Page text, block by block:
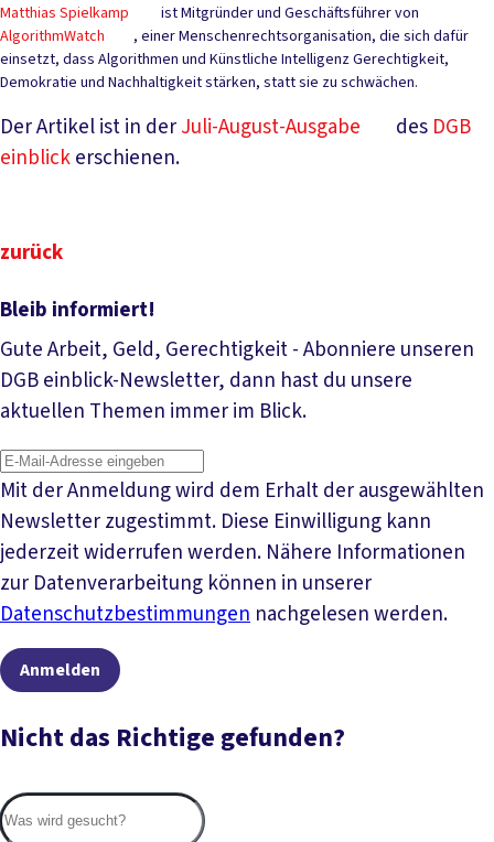
Matthias Spielkamp
ist Mitgründer und Geschäftsführer von
AlgorithmWatch
, einer Menschenrechtsorganisation, die sich dafür
einsetzt, dass Algorithmen und Künstliche Intelligenz Gerechtigkeit,
Demokratie und Nachhaltigkeit stärken, statt sie zu schwächen.
Der Artikel ist in derJuli-August-Ausgabe des DGB
einblickerschienen.
zurück
Bleib informiert!
Gute Arbeit, Geld, Gerechtigkeit - Abonniere unseren
DGB einblick-Newsletter, dann hast du unsere
aktuellen Themen immer im Blick.
Mit der Anmeldung wird dem Erhalt der ausgewählten
Newsletter zugestimmt. Diese Einwilligung kann
jederzeit widerrufen werden. Nähere Informationen
zur Datenverarbeitung können in unserer
Datenschutzbestimmungen nachgelesen werden.
Anmelden
Nicht das Richtige gefunden?